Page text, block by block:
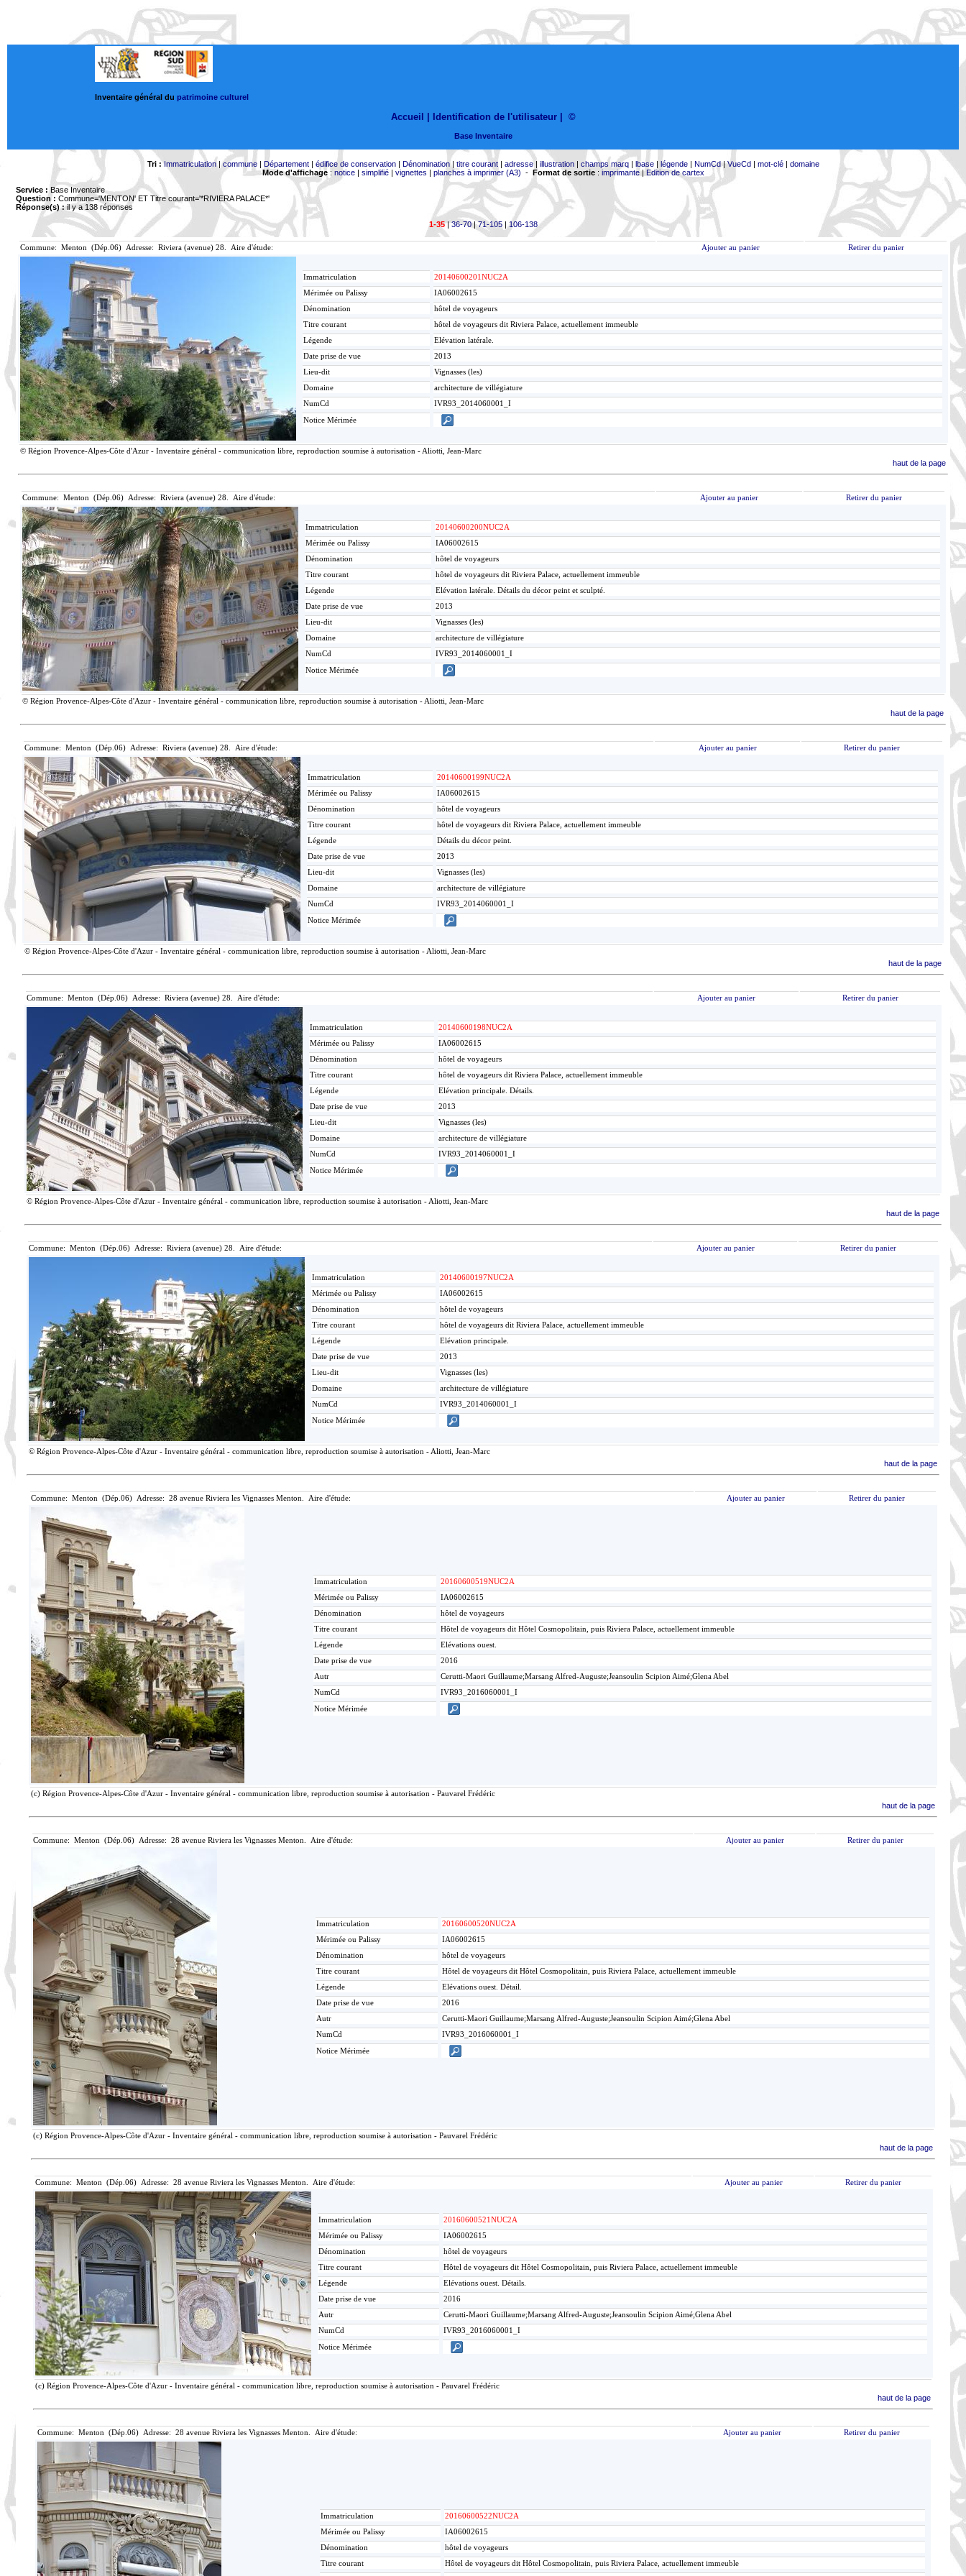
Inventaire général du patrimoine culturel
Accueil | Identification de l'utilisateur ©
Base Inventaire
Tri : Immatriculation|commune| Département| édifice de conservation| Dénomination| titre courant| adresse| illustration| champs marq| lbase| légende| NumCd|VueCd| mot-clé| domaine
Mode d'affichage: notice| simplifié| vignettes | planches à imprimer (A3) - Format de sortie: imprimante|Edition de cartex
Service : Base Inventaire
Question : Commune='MENTON' ET Titre courant='*RIVIERA PALACE*'
Réponse(s) :il y a 138 réponses
1-35|36-70|71-105| 106-138
Commune: Menton (Dép.06) Adresse: Riviera (avenue) 28. Aire d'étude: Ajouter au panier Retirer du panier
Immatriculation
20140600201NUC2A
Mérimée ou Palissy
IA06002615
Dénomination
hôtel de voyageurs
Titre courant
hôtel de voyageurs dit Riviera Palace, actuellement immeuble
Légende
Elévation latérale.
Date prise de vue
2013
Lieu-dit
Vignasses (les)
Domaine
architecture de villégiature
NumCd
IVR93_2014060001_I
Notice Mérimée
© Région Provence-Alpes-Côte d'Azur - Inventaire général - communication libre, reproduction soumise à autorisation - Aliotti, Jean-Marc
haut de la page
Commune: Menton (Dép.06) Adresse: Riviera (avenue) 28. Aire d'étude: Ajouter au panier Retirer du panier
Immatriculation
20140600200NUC2A
Mérimée ou Palissy
IA06002615
Dénomination
hôtel de voyageurs
Titre courant
hôtel de voyageurs dit Riviera Palace, actuellement immeuble
Légende
Elévation latérale. Détails du décor peint et sculpté.
Date prise de vue
2013
Lieu-dit
Vignasses (les)
Domaine
architecture de villégiature
NumCd
IVR93_2014060001_I
Notice Mérimée
© Région Provence-Alpes-Côte d'Azur - Inventaire général - communication libre, reproduction soumise à autorisation - Aliotti, Jean-Marc
haut de la page
Commune: Menton (Dép.06) Adresse: Riviera (avenue) 28. Aire d'étude: Ajouter au panier Retirer du panier
Immatriculation
20140600199NUC2A
Mérimée ou Palissy
IA06002615
Dénomination
hôtel de voyageurs
Titre courant
hôtel de voyageurs dit Riviera Palace, actuellement immeuble
Légende
Détails du décor peint.
Date prise de vue
2013
Lieu-dit
Vignasses (les)
Domaine
architecture de villégiature
NumCd
IVR93_2014060001_I
Notice Mérimée
© Région Provence-Alpes-Côte d'Azur - Inventaire général - communication libre, reproduction soumise à autorisation - Aliotti, Jean-Marc
haut de la page
Commune: Menton (Dép.06) Adresse: Riviera (avenue) 28. Aire d'étude: Ajouter au panier Retirer du panier
Immatriculation
20140600198NUC2A
Mérimée ou Palissy
IA06002615
Dénomination
hôtel de voyageurs
Titre courant
hôtel de voyageurs dit Riviera Palace, actuellement immeuble
Légende
Elévation principale. Détails.
Date prise de vue
2013
Lieu-dit
Vignasses (les)
Domaine
architecture de villégiature
NumCd
IVR93_2014060001_I
Notice Mérimée
© Région Provence-Alpes-Côte d'Azur - Inventaire général - communication libre, reproduction soumise à autorisation - Aliotti, Jean-Marc
haut de la page
Commune: Menton (Dép.06) Adresse: Riviera (avenue) 28. Aire d'étude: Ajouter au panier Retirer du panier
Immatriculation
20140600197NUC2A
Mérimée ou Palissy
IA06002615
Dénomination
hôtel de voyageurs
Titre courant
hôtel de voyageurs dit Riviera Palace, actuellement immeuble
Légende
Elévation principale.
Date prise de vue
2013
Lieu-dit
Vignasses (les)
Domaine
architecture de villégiature
NumCd
IVR93_2014060001_I
Notice Mérimée
© Région Provence-Alpes-Côte d'Azur - Inventaire général - communication libre, reproduction soumise à autorisation - Aliotti, Jean-Marc
haut de la page
Commune: Menton (Dép.06) Adresse: 28 avenue Riviera les Vignasses Menton. Aire d'étude: Ajouter au panier Retirer du panier
Immatriculation
20160600519NUC2A
Mérimée ou Palissy
IA06002615
Dénomination
hôtel de voyageurs
Titre courant
Hôtel de voyageurs dit Hôtel Cosmopolitain, puis Riviera Palace, actuellement immeuble
Légende
Elévations ouest.
Date prise de vue
2016
Autr
Cerutti-Maori Guillaume;Marsang Alfred-Auguste;Jeansoulin Scipion Aimé;Glena Abel
NumCd
IVR93_2016060001_I
Notice Mérimée
(c) Région Provence-Alpes-Côte d'Azur - Inventaire général - communication libre, reproduction soumise à autorisation - Pauvarel Frédéric
haut de la page
Commune: Menton (Dép.06) Adresse: 28 avenue Riviera les Vignasses Menton. Aire d'étude: Ajouter au panier Retirer du panier
Immatriculation
20160600520NUC2A
Mérimée ou Palissy
IA06002615
Dénomination
hôtel de voyageurs
Titre courant
Hôtel de voyageurs dit Hôtel Cosmopolitain, puis Riviera Palace, actuellement immeuble
Légende
Elévations ouest. Détail.
Date prise de vue
2016
Autr
Cerutti-Maori Guillaume;Marsang Alfred-Auguste;Jeansoulin Scipion Aimé;Glena Abel
NumCd
IVR93_2016060001_I
Notice Mérimée
(c) Région Provence-Alpes-Côte d'Azur - Inventaire général - communication libre, reproduction soumise à autorisation - Pauvarel Frédéric
haut de la page
Commune: Menton (Dép.06) Adresse: 28 avenue Riviera les Vignasses Menton. Aire d'étude: Ajouter au panier Retirer du panier
Immatriculation
20160600521NUC2A
Mérimée ou Palissy
IA06002615
Dénomination
hôtel de voyageurs
Titre courant
Hôtel de voyageurs dit Hôtel Cosmopolitain, puis Riviera Palace, actuellement immeuble
Légende
Elévations ouest. Détails.
Date prise de vue
2016
Autr
Cerutti-Maori Guillaume;Marsang Alfred-Auguste;Jeansoulin Scipion Aimé;Glena Abel
NumCd
IVR93_2016060001_I
Notice Mérimée
(c) Région Provence-Alpes-Côte d'Azur - Inventaire général - communication libre, reproduction soumise à autorisation - Pauvarel Frédéric
haut de la page
Commune: Menton (Dép.06) Adresse: 28 avenue Riviera les Vignasses Menton. Aire d'étude: Ajouter au panier Retirer du panier
Immatriculation
20160600522NUC2A
Mérimée ou Palissy
IA06002615
Dénomination
hôtel de voyageurs
Titre courant
Hôtel de voyageurs dit Hôtel Cosmopolitain, puis Riviera Palace, actuellement immeuble